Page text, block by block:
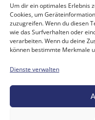
Um dir ein optimales Erlebnis
Cookies, um
zuzugreifen. Wenn du diesen
wie das Surfverhalten oder
verarbeiten. Wenn du deine
können bestimmte Merkmale
Dienste verwalten
Impressum
Kontakt
Cookie-Richtlinie